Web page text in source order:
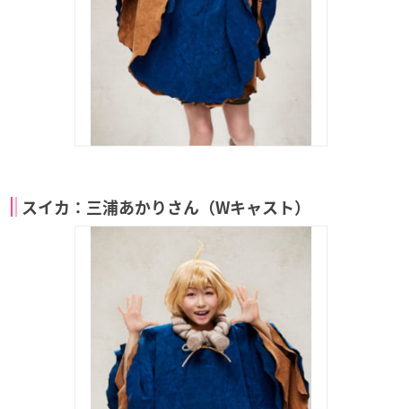
スイカ：三浦あかりさん（Wキャスト）